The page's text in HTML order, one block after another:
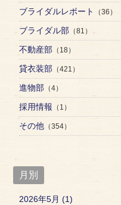
ブライダルレポート （36）
ブライダル部 （81）
不動産部 （18）
貸衣装部 （421）
進物部 （4）
採用情報 （1）
その他 （354）
月別
2026年5月 (1)